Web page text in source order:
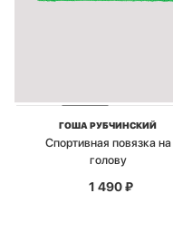
ГОША РУБЧИНСКИЙ
Спортивная повязка на
голову
1 490₽